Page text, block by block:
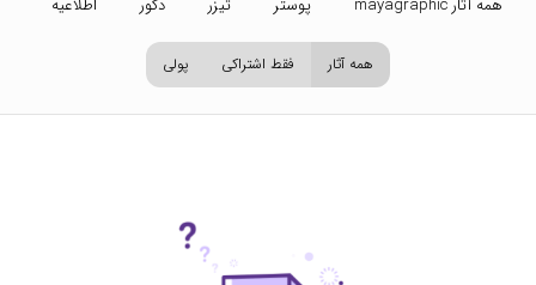
همه آثار mayagraphic پوستر تیزر دکور اطلاعیه
همه آثار فقط اشتراکی پولی